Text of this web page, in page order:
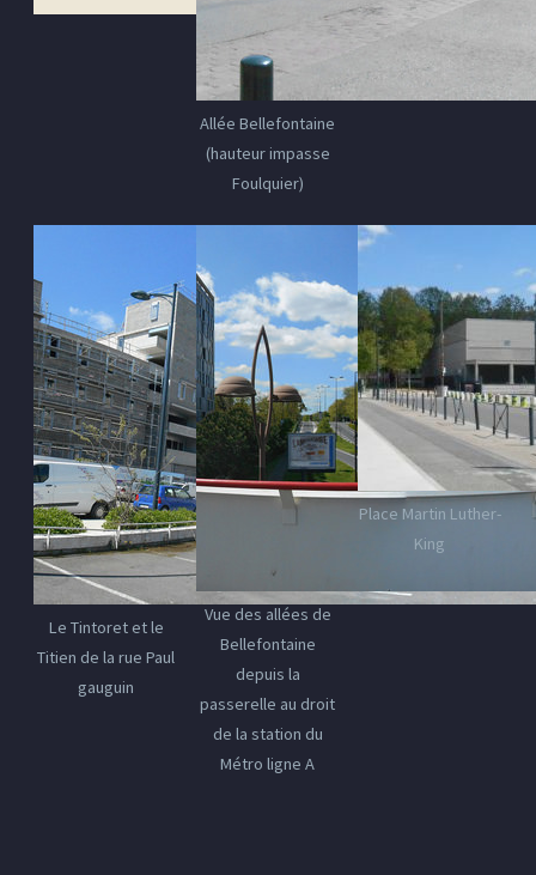
Allée Bellefontaine
(hauteur impasse
Foulquier)
Le Tintoret et le
Titien de la rue Paul
gauguin
Vue des allées de
Bellefontaine
depuis la
passerelle au droit
de la station du
Métro ligne A
Place Martin Luther-
King